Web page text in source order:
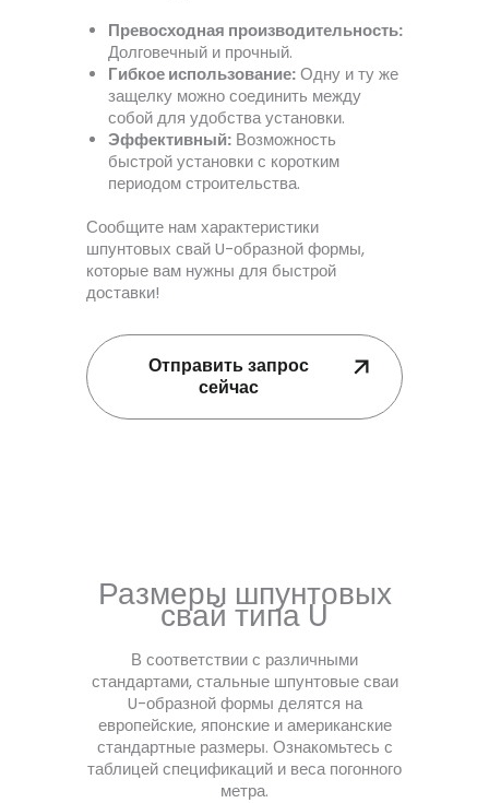
Превосходная производительность:
Долговечный и прочный.
Гибкое использование: Одну и ту же
защелку можно соединить между
собой для удобства установки.
Эффективный: Возможность
быстрой установки с коротким
периодом строительства.
Сообщите нам характеристики
шпунтовых свай U-образной формы,
которые вам нужны для быстрой
доставки!
Отправить запрос
сейчас
Размеры шпунтовых
свай типа U
В соответствии с различными
стандартами, стальные шпунтовые сваи
U-образной формы делятся на
европейские, японские и американские
стандартные размеры. Ознакомьтесь с
таблицей спецификаций и веса погонного
метра.